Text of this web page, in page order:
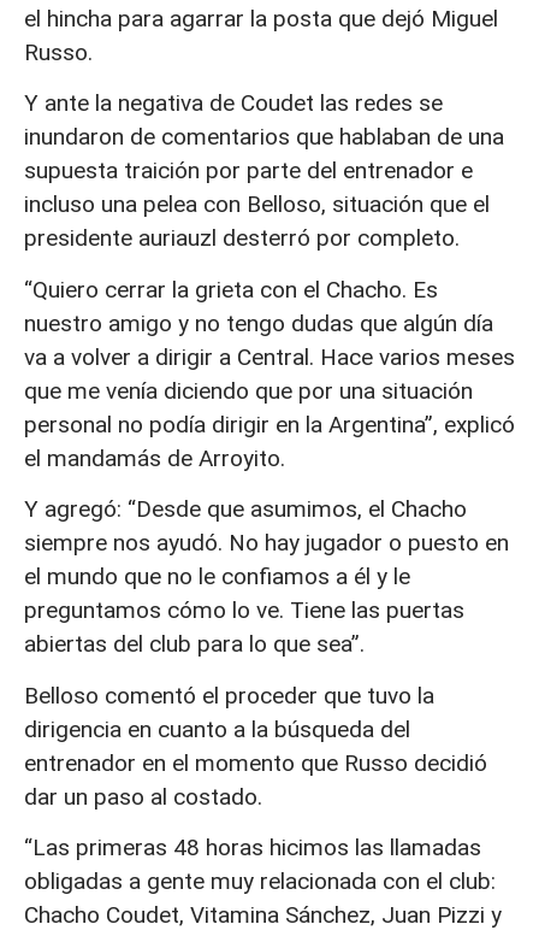
el hincha para agarrar la posta que dejó Miguel
Russo.
Y ante la negativa de Coudet las redes se
inundaron de comentarios que hablaban de una
supuesta traición por parte del entrenador e
incluso una pelea con Belloso, situación que el
presidente auriauzl desterró por completo.
“Quiero cerrar la grieta con el Chacho. Es
nuestro amigo y no tengo dudas que algún día
va a volver a dirigir a Central. Hace varios meses
que me venía diciendo que por una situación
personal no podía dirigir en la Argentina”, explicó
el mandamás de Arroyito.
Y agregó: “Desde que asumimos, el Chacho
siempre nos ayudó. No hay jugador o puesto en
el mundo que no le confiamos a él y le
preguntamos cómo lo ve. Tiene las puertas
abiertas del club para lo que sea”.
Belloso comentó el proceder que tuvo la
dirigencia en cuanto a la búsqueda del
entrenador en el momento que Russo decidió
dar un paso al costado.
“Las primeras 48 horas hicimos las llamadas
obligadas a gente muy relacionada con el club:
Chacho Coudet, Vitamina Sánchez, Juan Pizzi y